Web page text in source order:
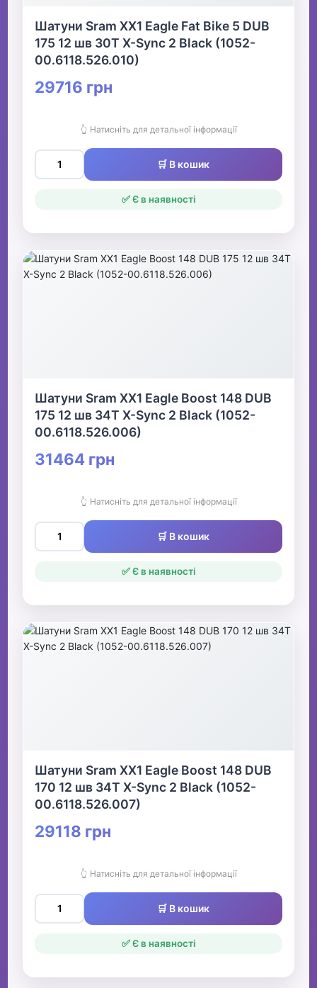
Шатуни Sram XX1 Eagle Fat Bike 5 DUB
175 12 шв 30T X-Sync 2 Black (1052-
00.6118.526.010)
29716 грн
👆 Натисніть для детальної інформації
🛒 В кошик
✅ Є в наявності
Шатуни Sram XX1 Eagle Boost 148 DUB
175 12 шв 34T X-Sync 2 Black (1052-
00.6118.526.006)
31464 грн
👆 Натисніть для детальної інформації
🛒 В кошик
✅ Є в наявності
Шатуни Sram XX1 Eagle Boost 148 DUB
170 12 шв 34T X-Sync 2 Black (1052-
00.6118.526.007)
29118 грн
👆 Натисніть для детальної інформації
🛒 В кошик
✅ Є в наявності